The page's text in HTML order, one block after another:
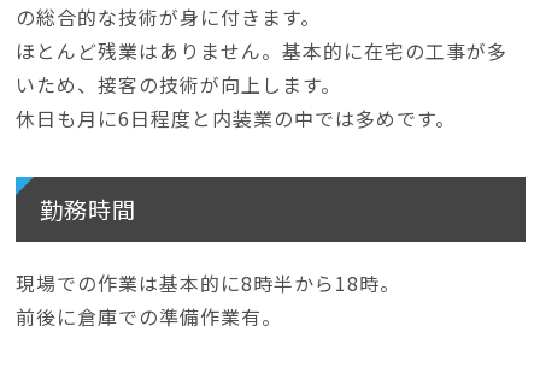
の総合的な技術が身に付きます。
ほとんど残業はありません。基本的に在宅の工事が多
いため、接客の技術が向上します。
休日も月に6日程度と内装業の中では多めです。
勤務時間
現場での作業は基本的に8時半から18時。
前後に倉庫での準備作業有。